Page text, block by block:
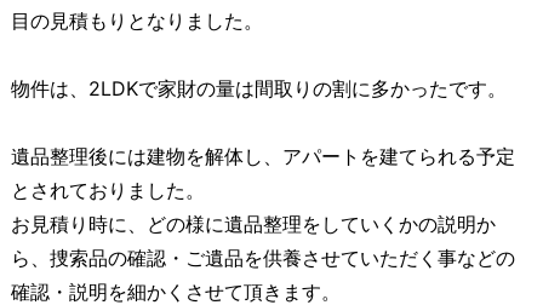
目の見積もりとなりました。
物件は、2LDKで家財の量は間取りの割に多かったです。
遺品整理後には建物を解体し、アパートを建てられる予定
とされておりました。
お見積り時に、どの様に遺品整理をしていくかの説明か
ら、捜索品の確認・ご遺品を供養させていただく事などの
確認・説明を細かくさせて頂きます。